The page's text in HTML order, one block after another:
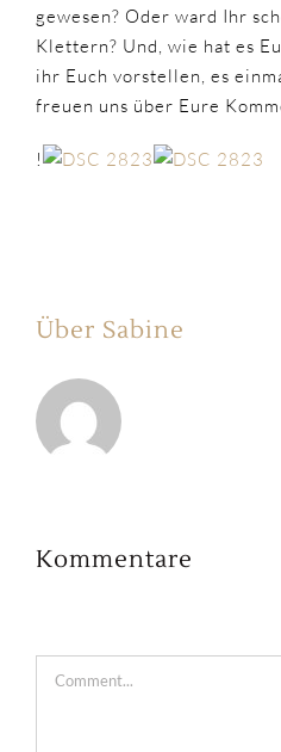
gewesen? Oder ward Ihr
Klettern? Und, wie hat es
ihr Euch vorstellen, es
freuen uns über Eure
!
Über Sabine
Kommentare
Comment